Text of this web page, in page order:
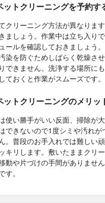
ットクリーニングを予約す
クリーニング方法が異なりま
ましょう。作業中は立ち入り
ールを確認しておきましょう
染を防ぐためしばらく乾燥さ
できません。洗浄する場所に
ておくと作業がスムーズです。
ットクリーニングのメリッ
使い勝手がいい反面、掃除が
できないので1度シミや汚れ
。普段のお手入れでは難しい
キリします。敷いたままクリ
動や片づけの手間がありませ
す。